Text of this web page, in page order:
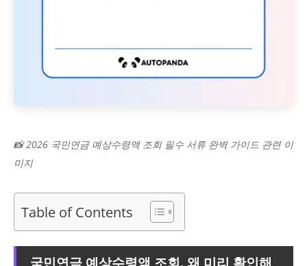
📸 2026 국민연금 예상수령액 조회 필수 서류 완벽 가이드 관련 이
미지
Table of Contents
국민연금 예상수령액 조회, 왜 미리 확인해